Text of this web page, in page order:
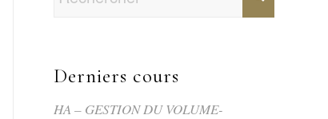
Derniers cours
HA – GESTION DU VOLUME-